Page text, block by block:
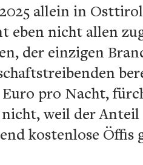
2025 allein in
eben nicht allen
der einzigen
Euro pro Nacht,
weil der
kostenlose Öffis